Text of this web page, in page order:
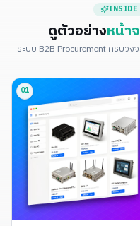
INSIDE
ดูตัวอย่างหน้า
ระบบ B2B Procurement ครบวง
01